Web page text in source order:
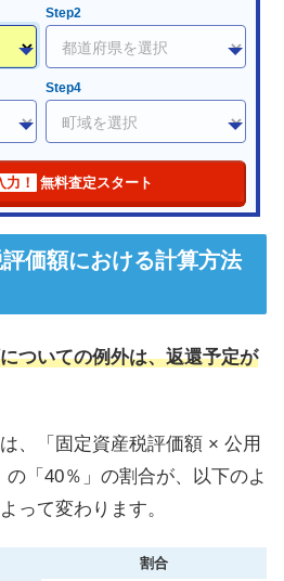
Step2
Step4
！ 無料査定スタート
価額における計算方法
ついての例外は、返還予定が
、「固定資産税評価額 × 公用
「40％」の割合が、以下のよ
って変わります。
割合